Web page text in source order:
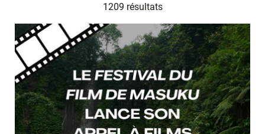
Soutiens
Catalogue
Clap ACP
Boites à
Accès pro
1209 résultats